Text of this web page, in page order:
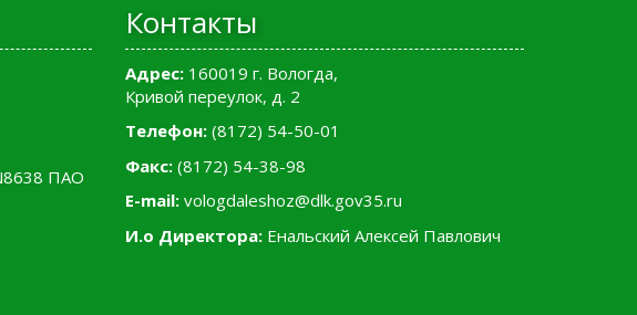
ПАО
Контакты
Адрес: 160019 г. Вологда,
Кривой переулок, д. 2
Телефон: (8172) 54-50-01
Факс: (8172) 54-38-98
E-mail: vologdaleshoz@dlk.gov35.ru
И.о Директора: Енальский Алексей Павлович